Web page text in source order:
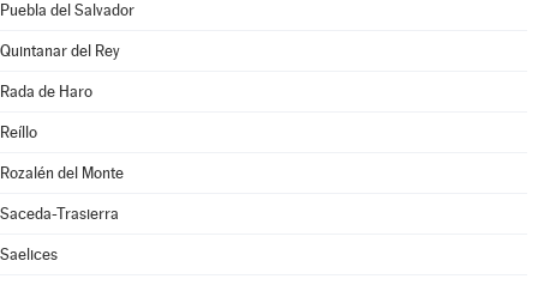
Puebla del Salvador
Quintanar del Rey
Rada de Haro
Reíllo
Rozalén del Monte
Saceda-Trasierra
Saelices